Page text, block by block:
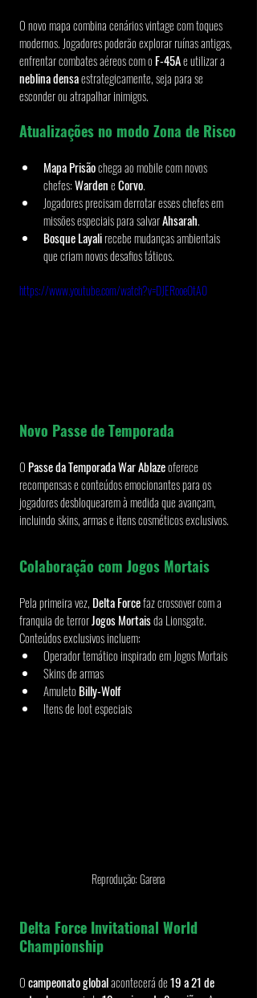
O novo mapa combina cenários vintage com toques
modernos. Jogadores poderão explorar ruínas antigas,
enfrentar combates aéreos com o F-45A e utilizar a
neblina densa estrategicamente, seja para se
esconder ou atrapalhar inimigos.
Atualizações no modo Zona de Risco
Mapa Prisão chega ao mobile com novos
chefes: Warden e Corvo.
Jogadores precisam derrotar esses chefes em
missões especiais para salvar Ahsarah.
Bosque Layali recebe mudanças ambientais
que criam novos desafios táticos.
https://www.youtube.com/watch?v=DJERooeOtA0
Novo Passe de Temporada
O Passe da Temporada War Ablaze oferece
recompensas e conteúdos emocionantes para os
jogadores desbloquearem à medida que avançam,
incluindo skins, armas e itens cosméticos exclusivos.
Colaboração com Jogos Mortais
Pela primeira vez, Delta Force faz crossover com a
franquia de terror Jogos Mortais da Lionsgate.
Conteúdos exclusivos incluem:
Operador temático inspirado em Jogos Mortais
Skins de armas
Amuleto Billy-Wolf
Itens de loot especiais
Reprodução: Garena
Delta Force Invitational World
Championship
O campeonato global acontecerá de 19 a 21 de